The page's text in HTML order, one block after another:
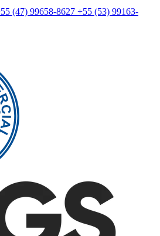
(47) 99658-8627 +55 (53) 99163-